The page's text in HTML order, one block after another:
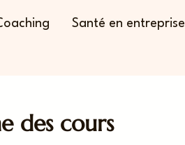
Santé en entreprise
des cours